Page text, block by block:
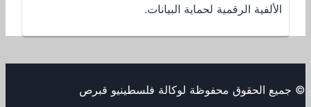
الألفية الرقمية لحماية البيانات.
© جميع الحقوق محفوظة لوكالة فلسطينيو قبرص